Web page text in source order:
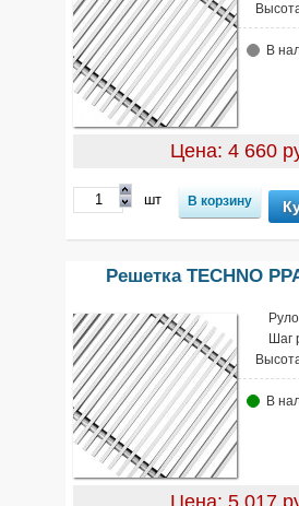
В
Цена: 4 660
шт
Решетка TECHNO
Шаг
В
Цена: 5 017